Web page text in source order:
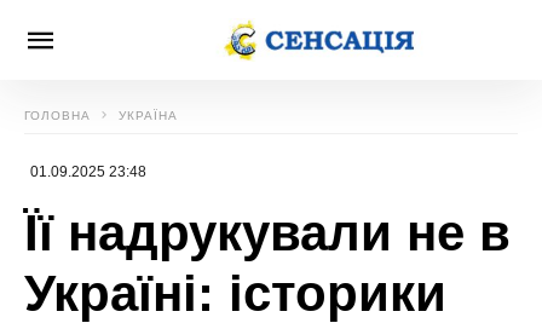
ГОЛОВНА УКРАЇНА
01.09.2025 23:48
Її надрукували не в
Україні: історики